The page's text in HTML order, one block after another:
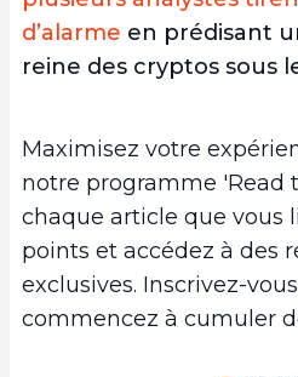
d’alarme en prédisant
reine des cryptos sous
Maximisez votre
notre programme 'Read
chaque article que vous
points et accédez à des
exclusives. Inscrivez-
commencez à cumuler